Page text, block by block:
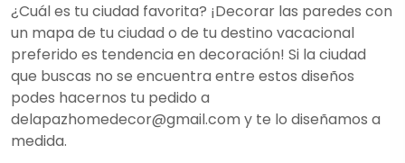
¿Cuál es tu ciudad favorita? ¡Decorar las paredes con
un mapa de tu ciudad o de tu destino vacacional
preferido es tendencia en decoración! Si la ciudad
que buscas no se encuentra entre estos diseños
podes hacernos tu pedido a
delapazhomedecor@gmail.com y te lo diseñamos a
medida.